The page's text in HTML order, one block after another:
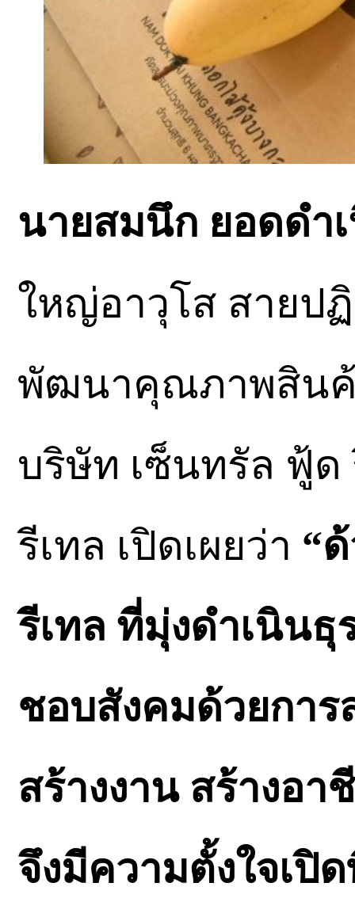
นายสมนึก ยอดดำ
ใหญ่อาวุโส สายป
พัฒนาคุณภาพสินค้
บริษัท เซ็นทรัล ฟู้ด
รีเทล เปิดเผยว่า “
รีเทล ที่มุ่งดำเนิน
ชอบสังคมด้วยกา
สร้างงาน สร้างอา
จึงมีความตั้งใจเ